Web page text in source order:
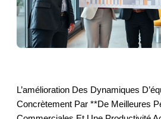
L’amélioration Des Dynamiques
Concrètement Par **de Meilleures